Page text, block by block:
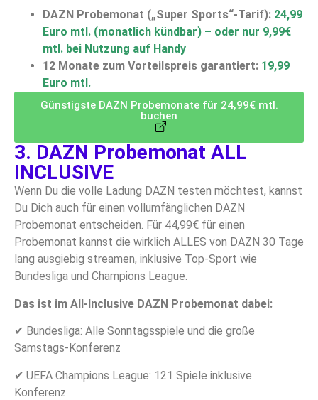
DAZN Probemonat („Super Sports“-Tarif): 24,99
Euro mtl. (monatlich kündbar) – oder nur 9,99€
mtl. bei Nutzung auf Handy
12 Monate zum Vorteilspreis garantiert: 19,99
Euro mtl.
Günstigste DAZN Probemonate für 24,99€ mtl.
buchen
3. DAZN Probemonat ALL
INCLUSIVE
Wenn Du die volle Ladung DAZN testen möchtest, kannst
Du Dich auch für einen vollumfänglichen DAZN
Probemonat entscheiden. Für 44,99€ für einen
Probemonat kannst die wirklich ALLES von DAZN 30 Tage
lang ausgiebig streamen, inklusive Top-Sport wie
Bundesliga und Champions League.
Das ist im All-Inclusive DAZN Probemonat dabei:
✔ Bundesliga: Alle Sonntagsspiele und die große
Samstags-Konferenz
✔ UEFA Champions League: 121 Spiele inklusive
Konferenz